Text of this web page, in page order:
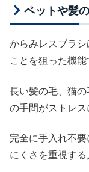
ペットや髪
からみレスブラ
ことを狙った機能
長い髪の毛、猫
の手間がストレス
完全に手入れ不
にくさを重視する